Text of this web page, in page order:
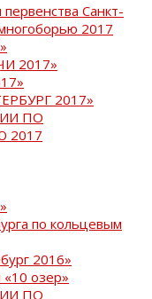
Санкт-
2017
2017»
2017»
ПО
2017
по кольцевым
2016»
«10 озер»
ПО